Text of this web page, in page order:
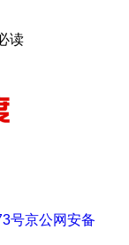
读
号